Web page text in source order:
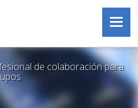
de colaboración para